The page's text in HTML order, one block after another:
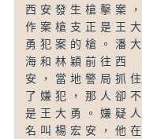
西安發生槍擊案，
作案槍支正是王大
勇犯案的槍。潘大
海和林穎前往西
安，當地警局抓住
了嫌犯，那人卻不
是王大勇。嫌疑人
名叫楊宏安，他在